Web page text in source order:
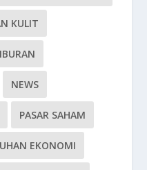
KULIT
NEWS
PASAR SAHAM
EKONOMI